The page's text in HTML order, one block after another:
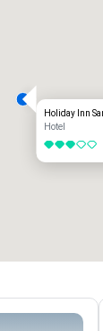
Holiday Inn
Hotel
3 van 5